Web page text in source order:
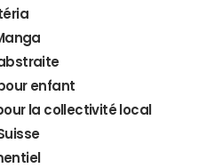
enfant
la collectivité local